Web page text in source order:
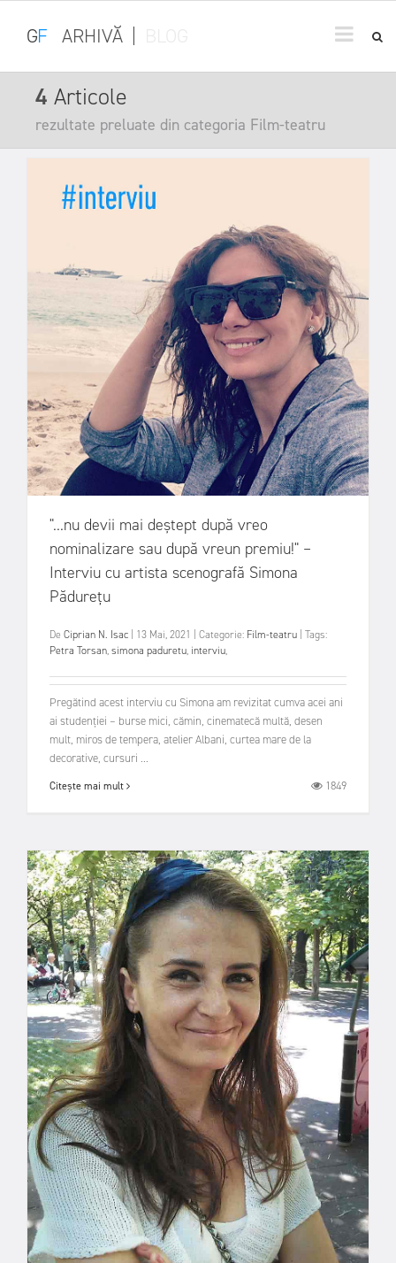
GF ARHIVĂ
4 Articole
rezultate preluate din categoria Film-teatru
"...nu devii mai deștept după vreo
nominalizare sau după vreun premiu!" –
Interviu cu artista scenografă Simona
Pădurețu
De Ciprian N. Isac 13 Mai, 2021 Categorie: Film-teatru Tags:
Petra Torsan,simona paduretu, interviu,
Pregătind acest interviu cu Simona am revizitat cumva acei ani
ai studenției – burse mici, cămin, cinematecă multă, desen
mult, miros de tempera, atelier Albani, curtea mare de la
decorative, cursuri ...
Citește mai mult 1849